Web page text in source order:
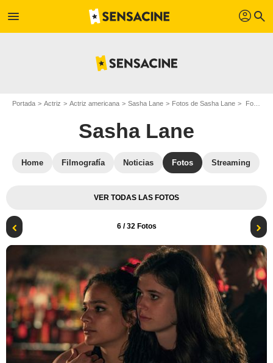
menu profil search
Portada Actriz Actriz americana Sasha Lane Fotos de Sasha Lane Foto Alison Oliver, Sasha Lane
Sasha Lane
Home Filmografía Noticias Fotos Streaming
VER TODAS LAS FOTOS
6/ 32 Fotos